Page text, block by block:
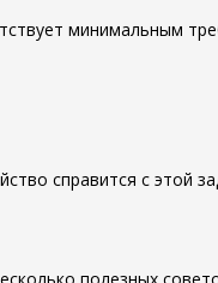
минимальным
справится с этой